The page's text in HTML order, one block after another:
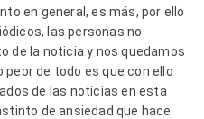
en general, es más, por ello
las personas no
de la noticia y nos quedamos
de todo es que con ello
de las noticias en esta
de ansiedad que hace